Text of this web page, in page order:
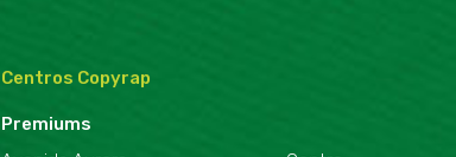
Centros Copyrap
Premiums